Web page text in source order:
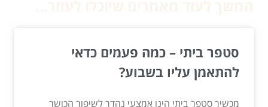
סטפר ביתי – כמה פעמים כדאי
להתאמן עליו בשבוע?
מכשיר סטפר ביתי הינו אמצעי נהדר לשיפור הכושר